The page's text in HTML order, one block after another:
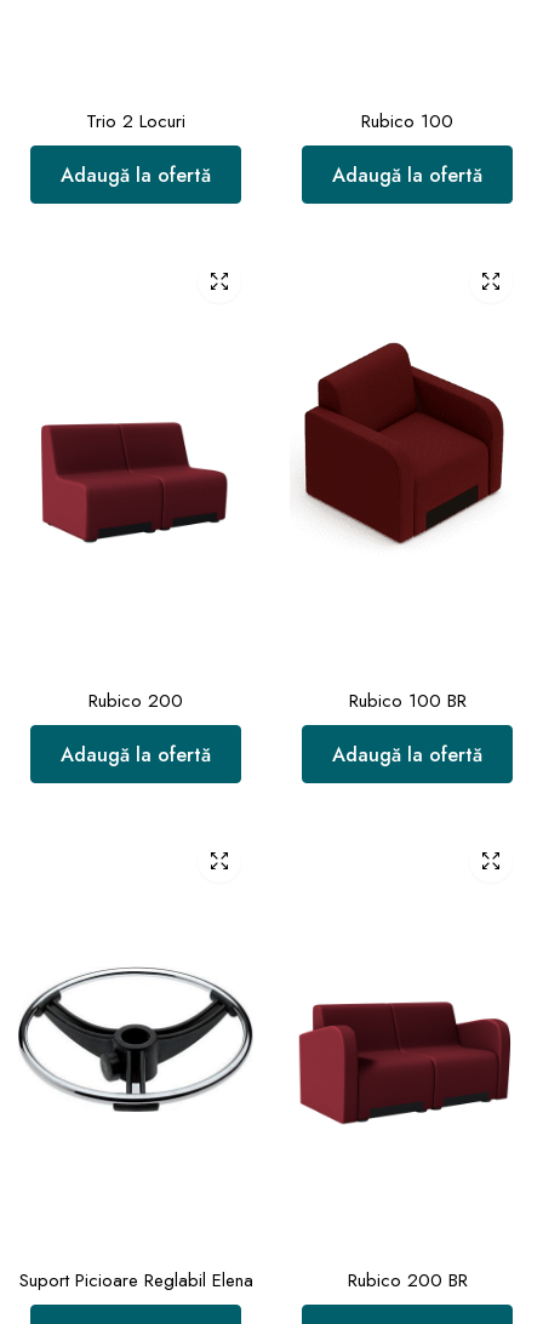
Trio 2 Locuri
Adaugă la ofertă
Rubico 100
Adaugă la ofertă
Rubico 200
Adaugă la ofertă
Rubico 100 BR
Adaugă la ofertă
Suport Picioare Reglabil Elena Rubico 200 BR